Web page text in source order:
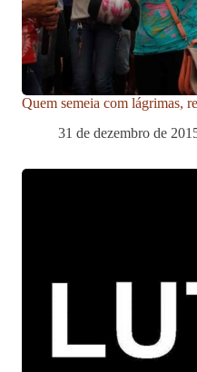
Quem semeia com lágrimas,
31 de dezembro de